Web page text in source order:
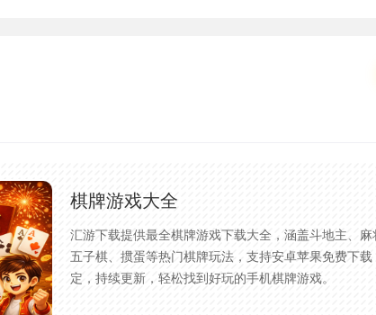
棋牌游戏大全
汇游下载提供最全棋牌游戏下载大全，涵盖斗地主、麻
五子棋、掼蛋等热门棋牌玩法，支持安卓苹果免费下载
定，持续更新，轻松找到好玩的手机棋牌游戏。